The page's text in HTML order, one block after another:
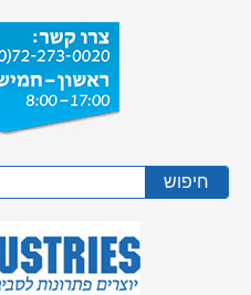
חיפוש